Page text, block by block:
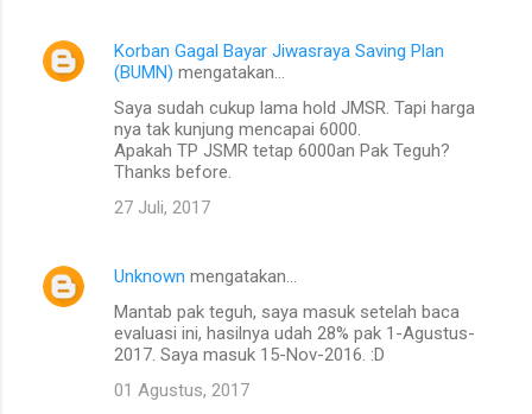
Korban Gagal Bayar Jiwasraya Saving Plan
(BUMN) mengatakan…
Saya sudah cukup lama hold JMSR. Tapi harga
nya tak kunjung mencapai 6000.
Apakah TP JSMR tetap 6000an Pak Teguh?
Thanks before.
27 Juli, 2017
Unknown mengatakan…
Mantab pak teguh, saya masuk setelah baca
evaluasi ini, hasilnya udah 28% pak 1-Agustus-
2017. Saya masuk 15-Nov-2016. :D
01 Agustus, 2017